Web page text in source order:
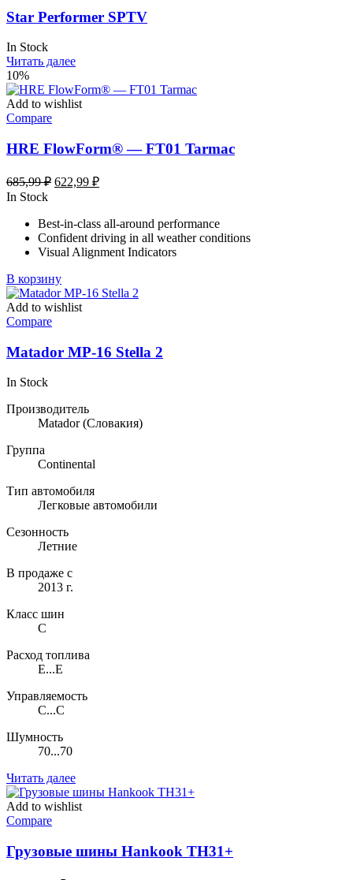
Опции
можно
товара.
Star Performer SPTV
In Stock
Читать далее
10%
Add to wishlist
Compare
HRE FlowForm® — FT01 Tarmac
685,99₽ Первоначальная
685,99 ₽.
622,99 ₽Текущая
In Stock
Best-in-class all-around performance
Confident driving in all weather conditions
Visual Alignment Indicators
В корзину
Add to wishlist
Compare
Matador MP-16 Stella 2
In Stock
Производитель
Matador(Словакия)
Группа
Continental
Тип автомобиля
Легковые автомобили
Сезонность
Летние
В продаже с
2013 г.
Класс шин
C
Расход топлива
E...E
Управляемость
C...C
Шумность
70...70
Читать далее
Add to wishlist
Compare
Грузовые шины Hankook TH31+